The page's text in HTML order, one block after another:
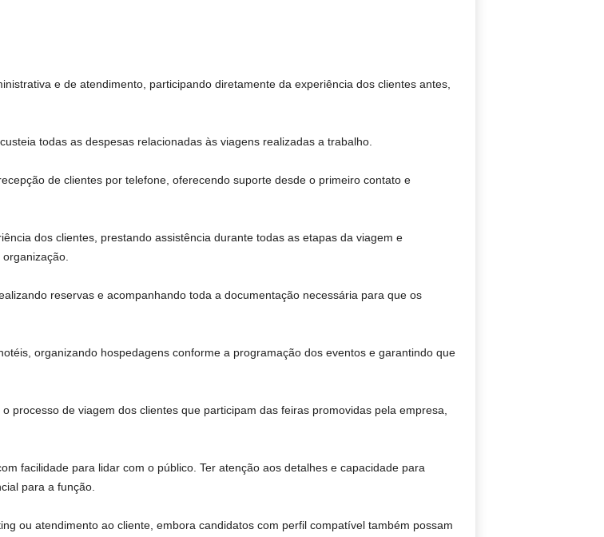
e de atendimento, participando diretamente da experiência dos clientes antes,
todas as despesas relacionadas às viagens realizadas a trabalho.
de clientes por telefone, oferecendo suporte desde o primeiro contato e
dos clientes, prestando assistência durante todas as etapas da viagem e
reservas e acompanhando toda a documentação necessária para que os
organizando hospedagens conforme a programação dos eventos e garantindo que
processo de viagem dos clientes que participam das feiras promovidas pela empresa,
facilidade para lidar com o público. Ter atenção aos detalhes e capacidade para
para a função.
ou atendimento ao cliente, embora candidatos com perfil compatível também possam